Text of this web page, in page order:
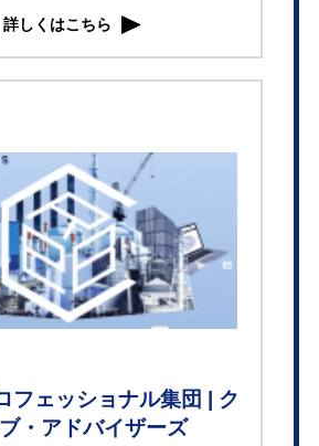
詳しくはこちら
フェッショナル集団 | ク
・アドバイザーズ